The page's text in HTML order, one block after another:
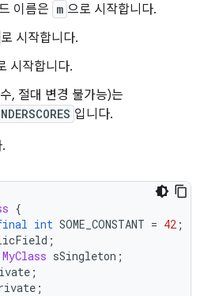
이름은 m 으로 시작합니다.
로 시작합니다.
시작합니다.
, 절대 변경 불가능)는
입니다.
{
int SOME_CONSTANT = 42 ;
;
MyClass sSingleton ;
;
;